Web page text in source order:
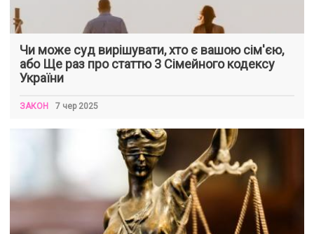
Чи може суд вирішувати, хто є вашою сім'єю,
або Ще раз про статтю 3 Сімейного кодексу
України
ЗАКОН 7 чер 2025